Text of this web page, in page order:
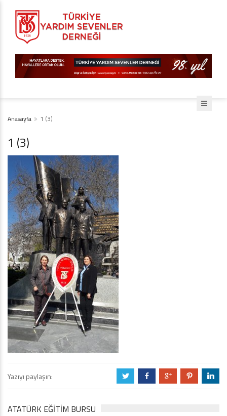
Anasayfa 1 (3)
1 (3)
Yazıyı paylaşın: a b c d j
ATATÜRK EĞITIM BURSU